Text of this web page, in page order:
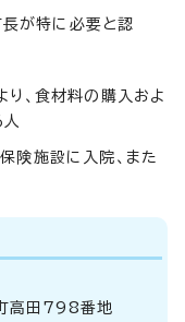
が特に必要と認
り、食材料の購入およ
険施設に入院、また
高田798番地